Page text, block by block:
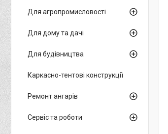
Для агропромисловості
Для дому та дачі
Для будівництва
Каркасно-тентові конструкції
Ремонт ангарів
Сервіс та роботи